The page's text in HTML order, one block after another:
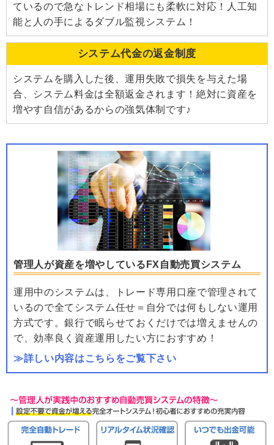
ているので急なトレンド相場にも柔軟に対応！人工知
能と人の手によるダブル監視システム！
システム代金の返金制度
システムを購入した後、運用失敗で損失を与えた場
合、システム料金は全額返金されます！絶対に資産を
増やす自信があるからの強気体制です♪
管理人が資産を増やしているFX自動売買システム
運用中のシステムは、トレード専用口座で管理されて
いるので全てシステム任せ＝自分では何もしない運用
方式です。銀行で眠らせておくだけでは増えませんの
で、効率良く資産運用したい方におすすめ！
≫詳しい内容はこちらをご覧下さい